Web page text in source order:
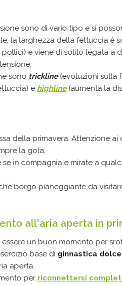
sono di vario tipo e si
la larghezza della fettuccia è
pollici) e viene di solito legata a
sono trickline(evoluzioni sulla
e highline (aumenta la
della primavera. Attenzione ai
la gola.
in compagnia e mirate a
borgo pianeggiante da
all'aria aperta in
un buon momento per
base di ginnastica dolce
aperta.
per riconnettersi